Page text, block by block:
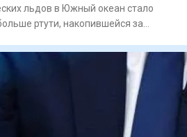
льдов в Южный океан стало
ртути, накопившейся за